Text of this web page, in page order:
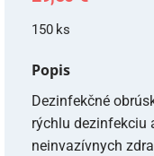
150 ks
Popis
Dezinfekčné
rýchlu dezinfekciu
neinvazívnych